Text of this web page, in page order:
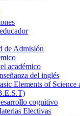
de Admisión
académico
del inglés
Elements of Science
cognitivo
Electivas